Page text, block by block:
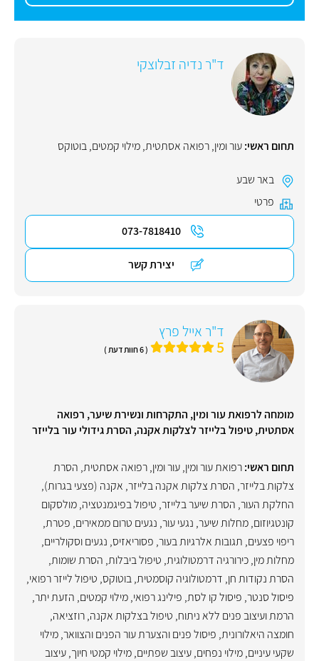
ד"ר נדיה זבלוצקי
תחום ראשי:עור ומין,רפואה אסתטית,מילוי קמטים,בוטוקס
באר שבע
פרטי
073-7818410
יצירת קשר
ד"ר אייל פרץ
5 ( 6 חוות דעת )
מומחה לרפואת עור ומין, התקרחות ונשירת שיער, רפואה
אסתטית, טיפול בלייזר לצלקות אקנה, הסרת גידולי עור בלייזר
תחום ראשי:רפואת עור ומין,עור ומין,רפואה אסתטית, הסרת
צלקות בלייזר, הסרת צלקות אקנה בלייזר, אקנה (פצעי בגרות),
החלקת העור, הסרת שיער בלייזר, טיפול בפיגמנטציה,מולסקום
קונטגיוזום,מחלות שיער, נגעי עור, נגעים טרום ממאירים, פטרת,
ריפוי פצעים, תגובות אלרגיות בעור, פסוריאזיס, נגעים וסקולריים,
מחלות מין,כירורגיה דרמטולוגית, טיפול ביבלות, הסרת שומות,
הסרת נקודות חן, דרמטולוגיה קוסמטית,בוטוקס, טיפול לייזר רפואי,
פיסול סנטר, פיסול קו לסת, פילינג רפואי,מילוי קמטים, הזעת יתר,
הרמת ועיצוב פנים ללא ניתוח, טיפול בצלקות אקנה,רוזציאה,
חומצה היאלורונית, פיסול פנים והצערת עור הפנים והצוואר,מילוי
שקעי עיניים,מילוי נפחים,עיצוב שפתיים,מילוי קמטי חיוך,עיצוב